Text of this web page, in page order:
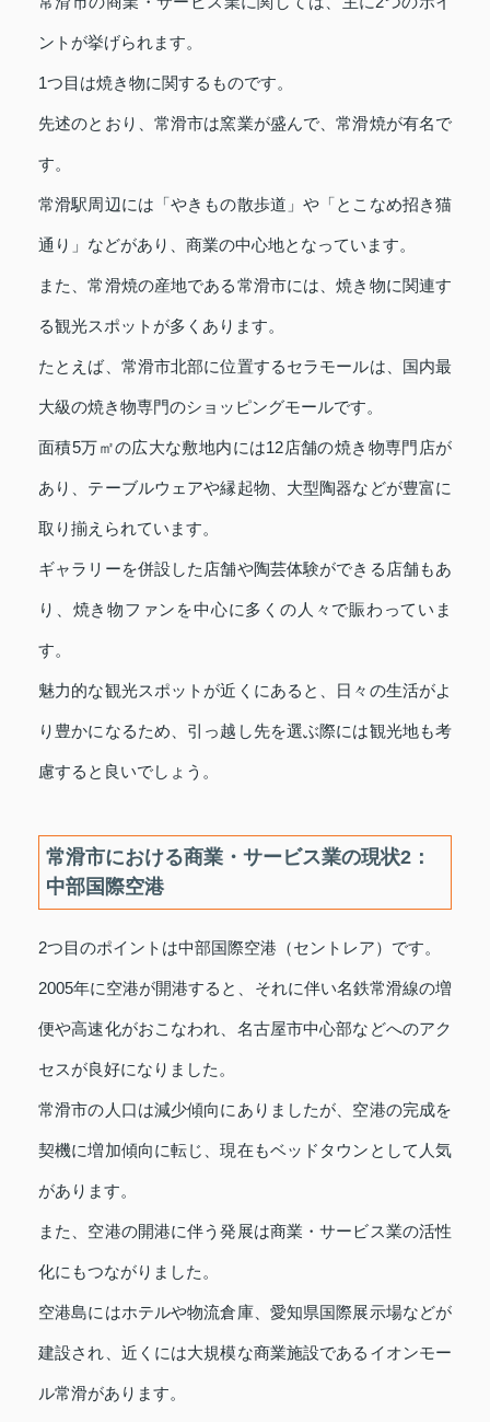
ントが挙げられます。
1つ目は焼き物に関するものです。
先述のとおり、常滑市は窯業が盛んで、常滑焼が有名で
す。
常滑駅周辺には「やきもの散歩道」や「とこなめ招き猫
通り」などがあり、商業の中心地となっています。
また、常滑焼の産地である常滑市には、焼き物に関連す
る観光スポットが多くあります。
たとえば、常滑市北部に位置するセラモールは、国内最
大級の焼き物専門のショッピングモールです。
面積5万㎡の広大な敷地内には12店舗の焼き物専門店が
あり、テーブルウェアや縁起物、大型陶器などが豊富に
取り揃えられています。
ギャラリーを併設した店舗や陶芸体験ができる店舗もあ
り、焼き物ファンを中心に多くの人々で賑わっていま
す。
魅力的な観光スポットが近くにあると、日々の生活がよ
り豊かになるため、引っ越し先を選ぶ際には観光地も考
慮すると良いでしょう。
常滑市における商業・サービス業の現状2：
中部国際空港
2つ目のポイントは中部国際空港（セントレア）です。
2005年に空港が開港すると、それに伴い名鉄常滑線の増
便や高速化がおこなわれ、名古屋市中心部などへのアク
セスが良好になりました。
常滑市の人口は減少傾向にありましたが、空港の完成を
契機に増加傾向に転じ、現在もベッドタウンとして人気
があります。
また、空港の開港に伴う発展は商業・サービス業の活性
化にもつながりました。
空港島にはホテルや物流倉庫、愛知県国際展示場などが
建設され、近くには大規模な商業施設であるイオンモー
ル常滑があります。